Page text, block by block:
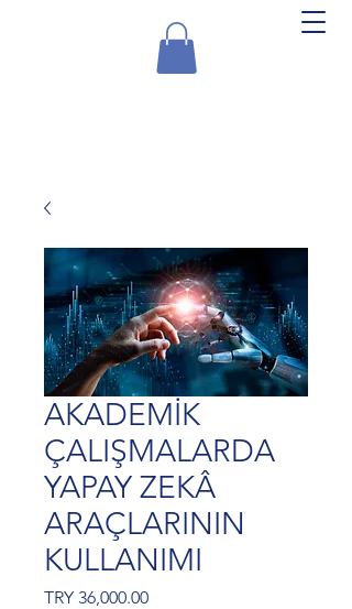
AKADEMİK
ÇALIŞMALARDA
YAPAY ZEKÂ
ARAÇLARININ
KULLANIMI
TRY 36,000.00Price